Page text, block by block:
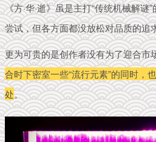
《方·华·逝》虽是主打“传统机械解谜
尝试，但各方面都没放松对品质的追
更为可贵的是创作者没有为了迎合市
合时下密室一些“流行元素”的同时，
处。